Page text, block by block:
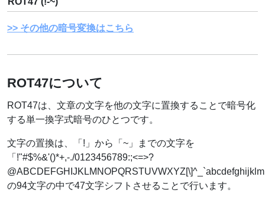
その他の暗号変換はこちら
ROT47について
ROT47は、文章の文字を他の文字に置換することで暗号化
する単一換字式暗号のひとつです。
文字の置換は、「!」から「~」までの文字を
「!"#$%&'()*+,-./0123456789:;<=>?
の94文字の中で47文字シフトさせることで行います。